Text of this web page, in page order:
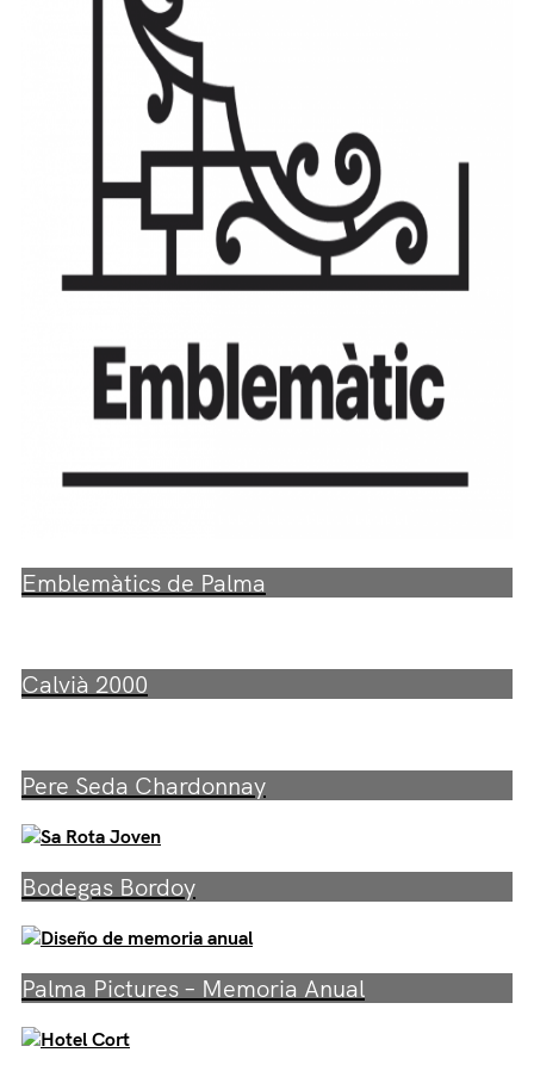
Emblemàtics de Palma
Calvià 2000
Pere Seda Chardonnay
Bodegas Bordoy
Palma Pictures – Memoria Anual